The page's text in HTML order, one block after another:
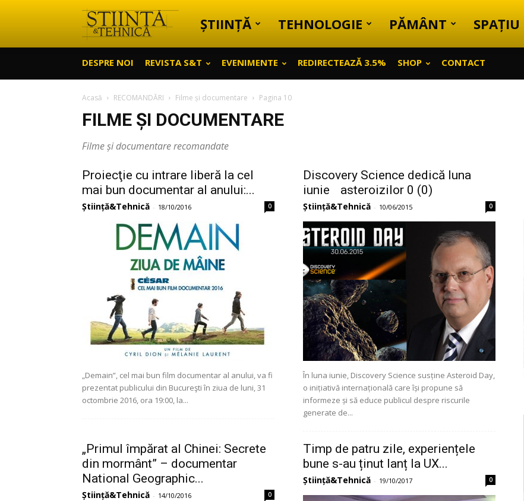
Știință
Tehnică
ȘTIINȚĂ TEHNOLOGIE PĂMÂNT SPAȚIU
DESPRE NOI REVISTA S&T EVENIMENTE REDIRECTEAZĂ 3.5% SHOP CONTACT
Acasă RECOMANDĂRI Filme și documentare Pagina 10
FILME ȘI DOCUMENTARE
Filme și documentare recomandate
Proiecţie cu intrare liberă la cel
mai bun documentar al anului:...
Știință&Tehnică - 18/10/2016 0
„Demain”, cel mai bun film documentar al anului, va fi
prezentat publicului din Bucureşti în ziua de luni, 31
octombrie 2016, ora 19:00, la...
Discovery Science dedică luna
iunie asteroizilor 0 (0)
Știință&Tehnică - 10/06/2015 0
În luna iunie, Discovery Science susține Asteroid Day,
o inițiativă internațională care își propune să
informeze și să educe publicul despre riscurile
generate de...
„Primul împărat al Chinei: Secrete
din mormânt” – documentar
National Geographic...
Știință&Tehnică - 14/10/2016 0
Timp de patru zile, experiențele
bune s-au ținut lanț la UX...
Știință&Tehnică - 19/10/2017 0